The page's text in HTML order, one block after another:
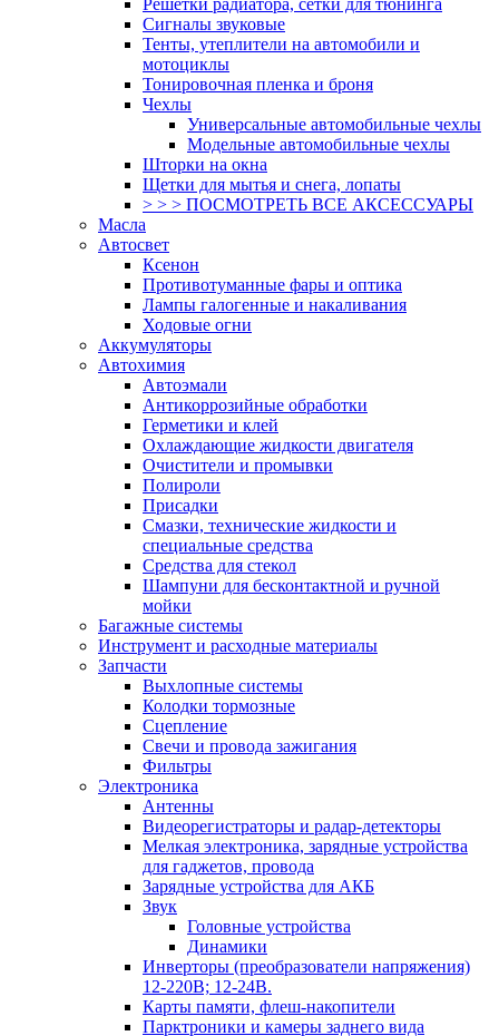
Сигналы звуковые
Тенты, утеплители на автомобили и
мотоциклы
Тонировочная пленка и броня
Чехлы
Универсальные автомобильные чехлы
Модельные автомобильные чехлы
Шторки на окна
Щетки для мытья и снега, лопаты
> > > ПОСМОТРЕТЬ ВСЕ АКСЕССУАРЫ
Масла
Автосвет
Ксенон
Противотуманные фары и оптика
Лампы галогенные и накаливания
Ходовые огни
Аккумуляторы
Автохимия
Автоэмали
Антикоррозийные обработки
Герметики и клей
Охлаждающие жидкости двигателя
Очистители и промывки
Полироли
Присадки
Смазки, технические жидкости и
специальные средства
Средства для стекол
Шампуни для бесконтактной и ручной
мойки
Багажные системы
Инструмент и расходные материалы
Запчасти
Выхлопные системы
Колодки тормозные
Сцепление
Свечи и провода зажигания
Фильтры
Электроника
Антенны
Видеорегистраторы и радар-детекторы
Мелкая электроника, зарядные устройства
для гаджетов, провода
Зарядные устройства для АКБ
Звук
Головные устройства
Динамики
Инверторы (преобразователи напряжения)
12-220В; 12-24В.
Карты памяти, флеш-накопители
Парктроники и камеры заднего вида